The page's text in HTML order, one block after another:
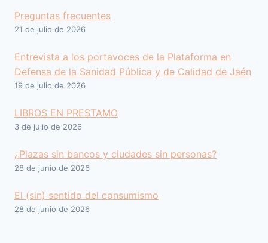
Preguntas frecuentes
21 de julio de 2026
Entrevista a los portavoces de la Plataforma en
Defensa de la Sanidad Pública y de Calidad de Jaén
19 de julio de 2026
LIBROS EN PRESTAMO
3 de julio de 2026
¿Plazas sin bancos y ciudades sin personas?
28 de junio de 2026
El (sin) sentido del consumismo
28 de junio de 2026